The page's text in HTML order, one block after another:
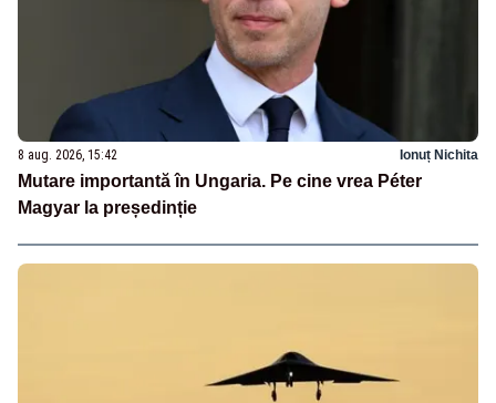
8 aug. 2026, 15:42 Ionuț Nichita
Mutare importantă în Ungaria. Pe cine vrea Péter
Magyar la președinție